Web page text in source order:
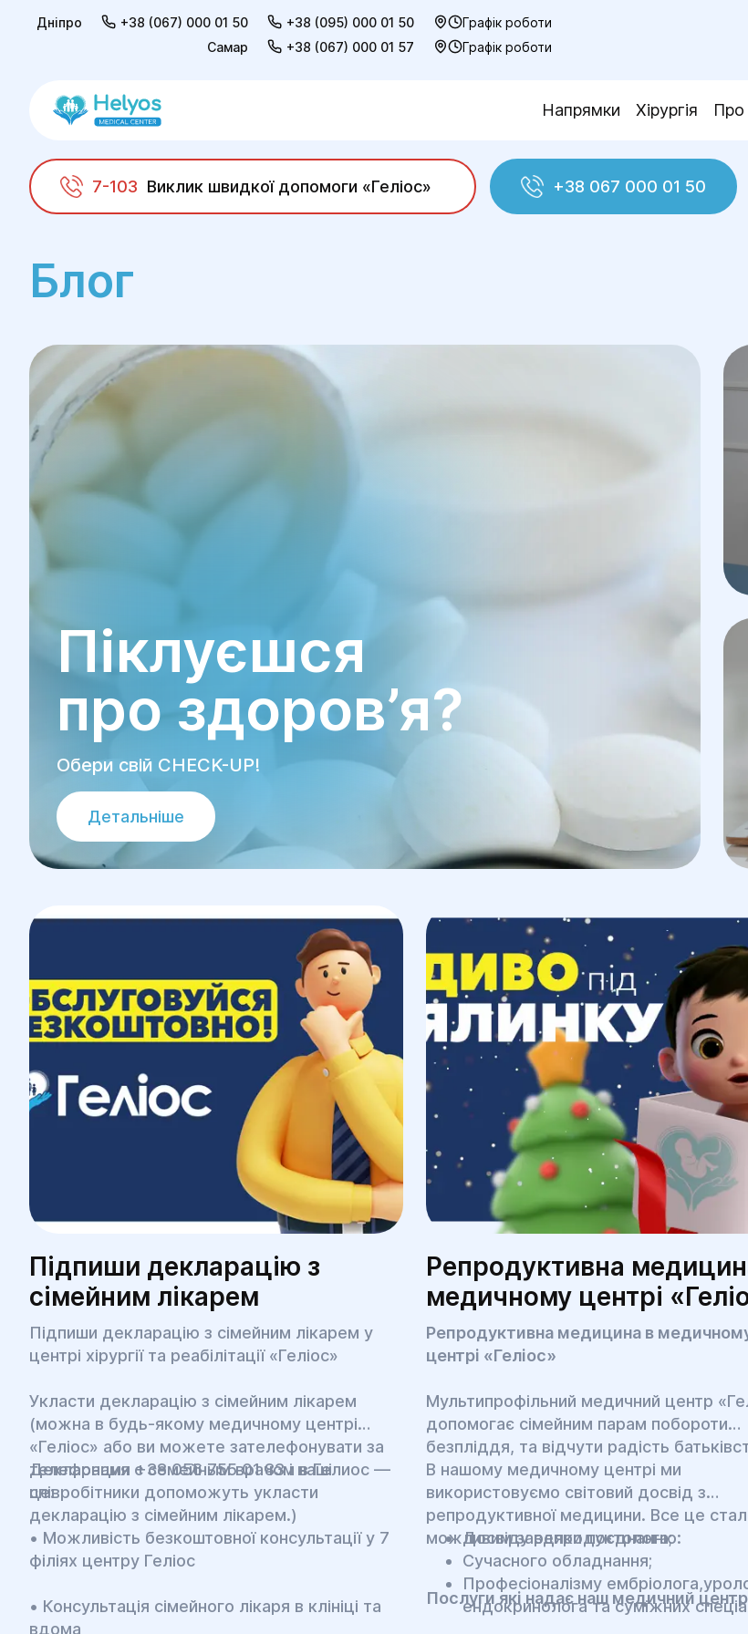
Дніпро +38 (067) 000 01 50 +38 (095) 000 01 50
Графік роботи
Самар
+38 (067) 000 01 57 Графік роботи
Напрямки Хірургія Про
7-103 Виклик швидкої допомоги «Геліос»
+38 067 000 01 50
Helyos
Блог
Піклуєшся
про здоров’я?
Обери свій CHECK-UP!
Детальніше
Підпиши декларацію з
сімейним лікарем
Підпиши декларацію з сімейним лікарем у
центрі хірургії та реабілітації «Геліос»
Укласти декларацію з сімейним лікарем
(можна в будь-якому медичному центрі
«Геліос» або ви можете зателефонувати за
телефонами +38 056 755 01 83 і наші
співробітники допоможуть укласти
декларацію з сімейним лікарем.)
Декларация с семейным врачом в Гелиос —
це:
• Можливість безкоштовної консультації у 7
філіях центру Геліос
• Консультація сімейного лікаря в клініці та
вдома
Репродуктивна
медичному центрі
Репродуктивна медицина в
центрі «Геліос»
Мультипрофільний медичний центр
допомогає сімейним парам побороти
безпліддя, та відчути радість
В нашому медичному центрі ми
використовуємо світовий досвід з
репродуктивної медицини. Все це
можливим завдяки поєднанню:
Досвіду репродуктолога;
Сучасного обладнання;
Професіоналізму
ендокринолога та суміжних
Послуги які надає наш медичний